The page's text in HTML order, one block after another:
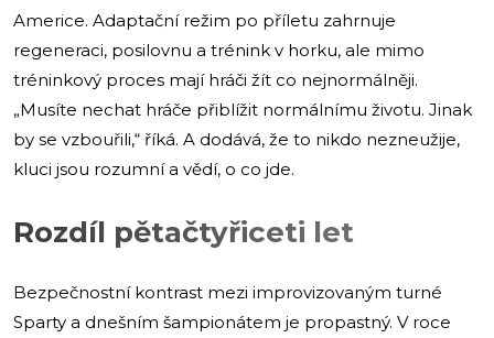
Americe. Adaptační režim po příletu zahrnuje
regeneraci, posilovnu a trénink v horku, ale mimo
tréninkový proces mají hráči žít co nejnormálněji.
„Musíte nechat hráče přiblížit normálnímu životu. Jinak
by se vzbouřili,“ říká. A dodává, že to nikdo nezneužije,
kluci jsou rozumní a vědí, o co jde.
Rozdíl pětačtyřiceti let
Bezpečnostní kontrast mezi improvizovaným turné
Sparty a dnešním šampionátem je propastný. V roce